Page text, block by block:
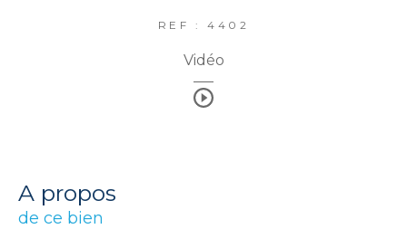
REF : 4402
Vidéo
a propos
de ce bien